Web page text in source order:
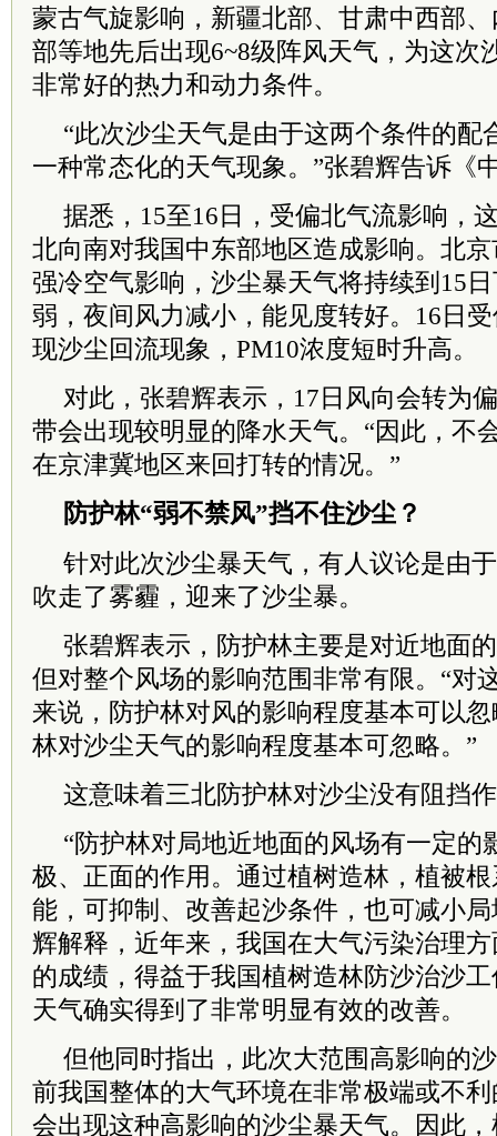
蒙古气旋影响，新疆北部、甘肃中西部
部等地先后出现6~8级阵风天气，为这次
非常好的热力和动力条件。
“此次沙尘天气是由于这两个条件的配
一种常态化的天气现象。”张碧辉告诉《
据悉，15至16日，受偏北气流影响，
北向南对我国中东部地区造成影响。北
强冷空气影响，沙尘暴天气将持续到15
弱，夜间风力减小，能见度转好。16日
现沙尘回流现象，PM10浓度短时升高。
对此，张碧辉表示，17日风向会转为
带会出现较明显的降水天气。“因此，不
在京津冀地区来回打转的情况。”
防护林“弱不禁风”挡不住沙尘？
针对此次沙尘暴天气，有人议论是由
吹走了雾霾，迎来了沙尘暴。
张碧辉表示，防护林主要是对近地面
但对整个风场的影响范围非常有限。“对
来说，防护林对风的影响程度基本可以
林对沙尘天气的影响程度基本可忽略。”
这意味着三北防护林对沙尘没有阻挡
“防护林对局地近地面的风场有一定的
极、正面的作用。通过植树造林，植被
能，可抑制、改善起沙条件，也可减小
辉解释，近年来，我国在大气污染治理
的成绩，得益于我国植树造林防沙治沙
天气确实得到了非常明显有效的改善。
但他同时指出，此次大范围高影响的
前我国整体的大气环境在非常极端或不
会出现这种高影响的沙尘暴天气。因此